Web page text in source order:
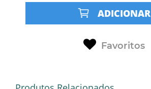
ADICIONAR
Favoritos